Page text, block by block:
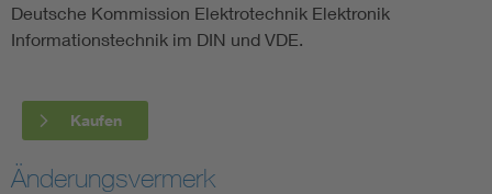
Deutsche Kommission Elektrotechnik Elektronik
Informationstechnik im DIN und VDE.
Kaufen
Änderungsvermerk